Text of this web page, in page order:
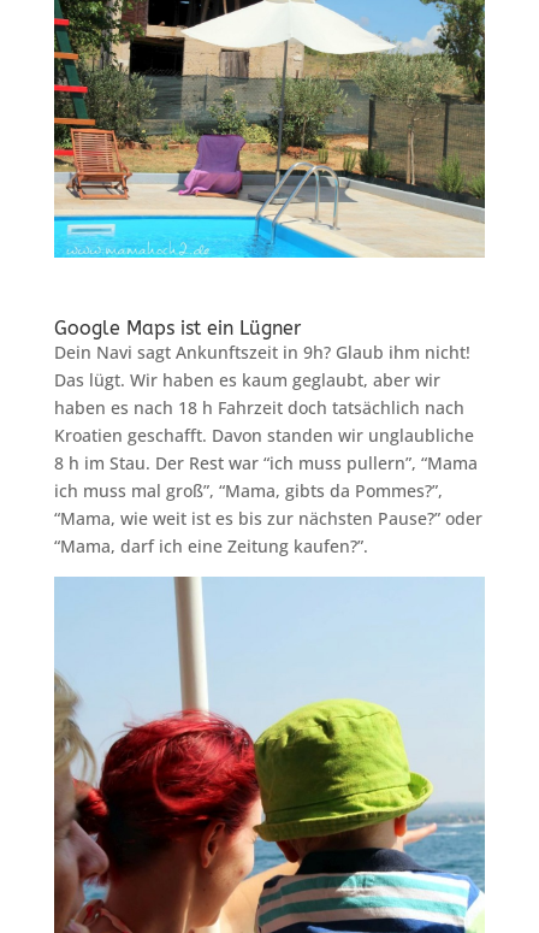
Google Maps ist ein Lügner
Dein Navi sagt Ankunftszeit in 9h? Glaub ihm nicht!
Das lügt. Wir haben es kaum geglaubt, aber wir
haben es nach 18 h Fahrzeit doch tatsächlich nach
Kroatien geschafft. Davon standen wir unglaubliche
8 h im Stau. Der Rest war “ich muss pullern”, “Mama
ich muss mal groß”, “Mama, gibts da Pommes?”,
“Mama, wie weit ist es bis zur nächsten Pause?” oder
“Mama, darf ich eine Zeitung kaufen?”.